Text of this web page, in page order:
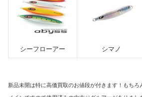
シーフローアー シマノ
新品未開は特に高価買取のお値段が付きます！もち